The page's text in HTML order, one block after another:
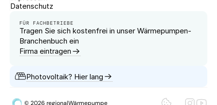
Datenschutz
FÜR FACHBETRIEBE
Tragen Sie sich kostenfrei in unser Wärmepumpen-
Branchenbuch ein
Firma eintragen
Photovoltaik? Hier lang
© 2026 regionalWärmepumpe